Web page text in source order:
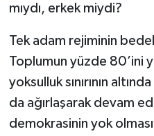
mıydı, erkek miydi?
Tek adam rejiminin
Toplumun yüzde 80’ini
yoksulluk sınırının
da ağırlaşarak devam
demokrasinin yok